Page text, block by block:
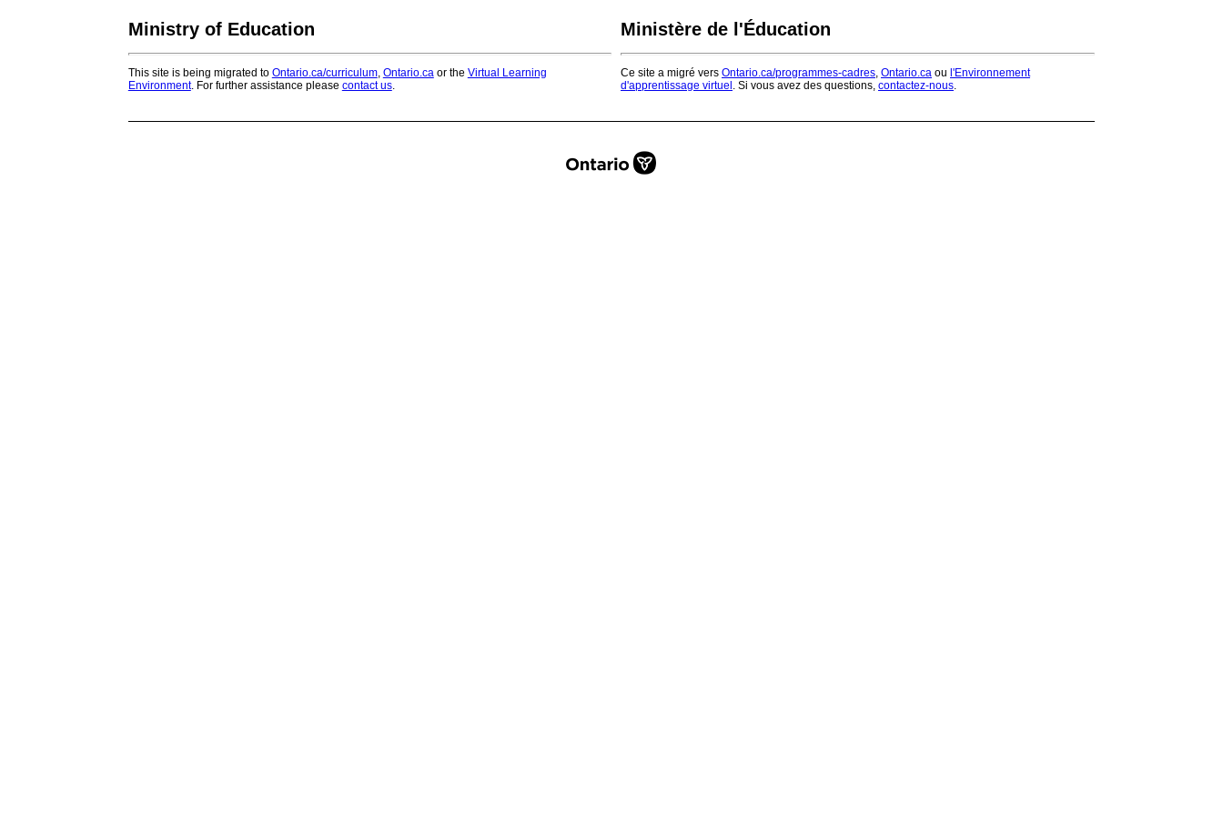
Ministry of Education
This site is being migrated to Ontario.ca/curriculum, Ontario.ca or the Virtual Learning
Environment. For further assistance please contact us.
Ministère de l'Éducation
Ce site a migré vers Ontario.ca/programmes-cadres, Ontario.ca ou l'Environnement
d'apprentissage virtuel . Si vous avez des questions, contactez-nous.